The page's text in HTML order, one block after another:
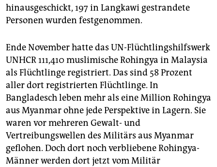
hinausgeschickt, 197 in Langkawi gestrandete
Personen wurden festgenommen.
Ende November hatte das UN-Flüchtlingshilfswerk
UNHCR 111,410 muslimische Rohingya in Malaysia
als Flüchtlinge registriert. Das sind 58 Prozent
aller dort registrierten Flüchtlinge. In
Bangladesch leben mehr als eine Million Rohingya
aus Myanmar ohne jede Perspektive in Lagern. Sie
waren vor mehreren Gewalt- und
Vertreibungswellen des Militärs aus Myanmar
geflohen. Doch dort noch verbliebene Rohingya-
Männer werden dort jetzt vom Militär